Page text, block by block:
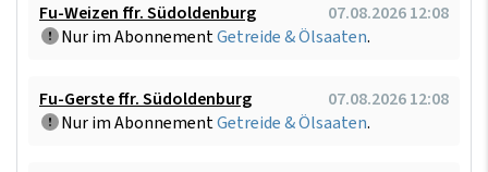
Fu-Weizen ffr. Südoldenburg
07.08.2026 12:08
Nur im AbonnementGetreide & Ölsaaten.
Fu-Gerste ffr. Südoldenburg
07.08.2026 12:08
Nur im AbonnementGetreide & Ölsaaten.